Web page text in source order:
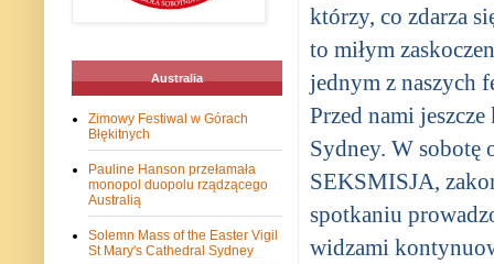
którzy, co zdarza
to miłym
jednym z naszych
Przed nami
Sydney. W sobotę
SEKSMISJA,
spotkaniu
widzami
Australia
Zimowy Festiwal w Górach
Błękitnych
Pauline Hanson przełamała
monopol duopolu rządzącego
Australią
Solemn Mass of the Easter Vigil
St Mary's Cathedral Sydney